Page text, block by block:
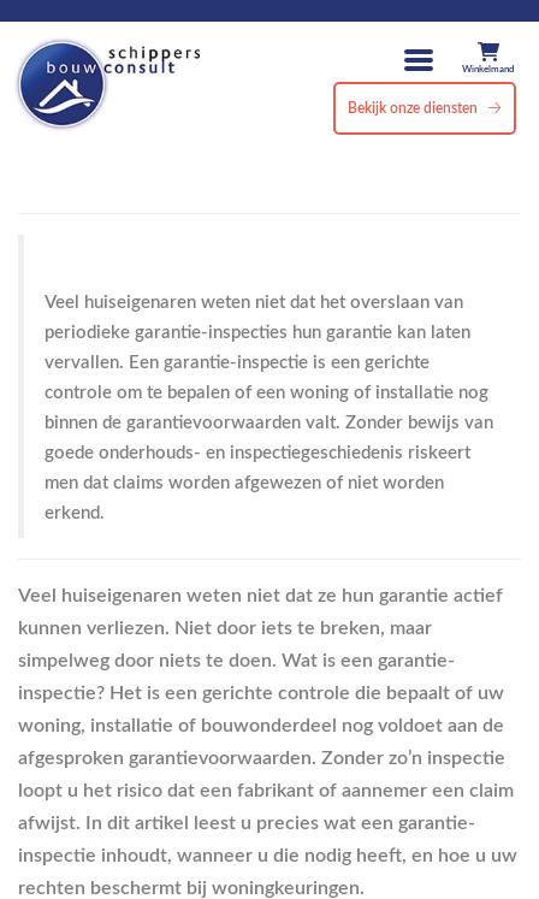
Winkelmand
Bekijk onze diensten
Veel huiseigenaren weten niet dat het overslaan van
periodieke garantie-inspecties hun garantie kan laten
vervallen. Een garantie-inspectie is een gerichte
controle om te bepalen of een woning of installatie nog
binnen de garantievoorwaarden valt. Zonder bewijs van
goede onderhouds- en inspectiegeschiedenis riskeert
men dat claims worden afgewezen of niet worden
erkend.
Veel huiseigenaren weten niet dat ze hun garantie actief
kunnen verliezen. Niet door iets te breken, maar
simpelweg door niets te doen. Wat is een garantie-
inspectie? Het is een gerichte controle die bepaalt of uw
woning, installatie of bouwonderdeel nog voldoet aan de
afgesproken garantievoorwaarden. Zonder zo’n inspectie
loopt u het risico dat een fabrikant of aannemer een claim
afwijst. In dit artikel leest u precies wat een garantie-
inspectie inhoudt, wanneer u die nodig heeft, en hoe u uw
rechten beschermt bij woningkeuringen.